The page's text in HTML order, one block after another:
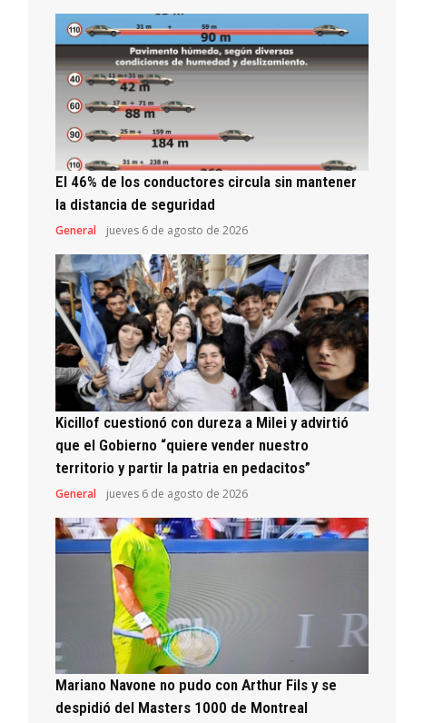
El 46% de los conductores circula sin mantener
la distancia de seguridad
General jueves 6 de agosto de 2026
Kicillof cuestionó con dureza a Milei y advirtió
que el Gobierno “quiere vender nuestro
territorio y partir la patria en pedacitos”
General jueves 6 de agosto de 2026
Mariano Navone no pudo con Arthur Fils y se
despidió del Masters 1000 de Montreal